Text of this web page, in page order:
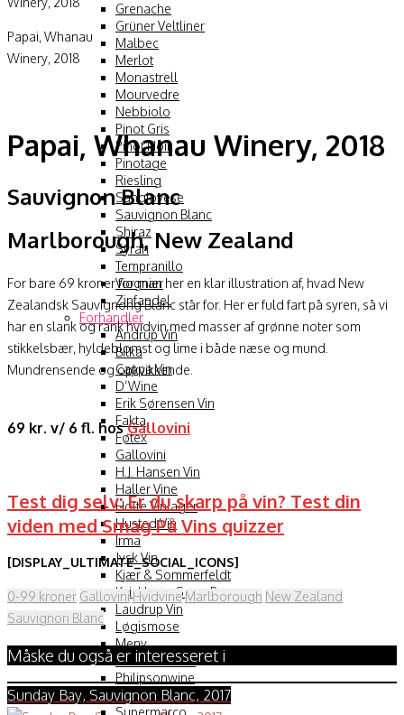
Grenache
Grüner Veltliner
Malbec
Merlot
Monastrell
Mourvedre
Nebbiolo
Pinot Gris
Pinot Noir
Pinotage
Riesling
Sangiovese
Sauvignon Blanc
Shiraz
Syrah
Tempranillo
Viognier
Zinfandel
Forhandler
Andrup Vin
Bilka
Cappa Vin
D’Wine
Erik Sørensen Vin
Fakta
Føtex
Gallovini
H.J. Hansen Vin
Haller Vine
Holte Vinlager
Husted Vin
Irma
Jysk Vin
Kjær & Sommerfeldt
Kvickly og SuperBrugsen
Laudrup Vin
Løgismose
Meny
Otto Suenson
Philipsonwine
Skjold Burne
Supermarco
Papai, Whanau
Winery, 2018
Papai, Whanau Winery, 2018
Sauvignon Blanc
Marlborough, New Zealand
For bare 69 kroner for man her en klar illustration af, hvad New
Zealandsk Sauvignong Blanc står for. Her er fuld fart på syren, så vi
har en slank og rank hvidvin med masser af grønne noter som
stikkelsbær, hyldeblomst og lime i både næse og mund.
Mundrensende og opkvikkende.
69 kr. v/ 6 fl. hosGallovini
Test dig selv: Er du skarp på vin? Test din
viden med Smag På Vins quizzer
[DISPLAY_ULTIMATE_SOCIAL_ICONS]
0-99 kroner Gallovini Hvidvine Marlborough New Zealand
Sauvignon Blanc
Måske du også er interesseret i
Sunday Bay, Sauvignon Blanc, 2017